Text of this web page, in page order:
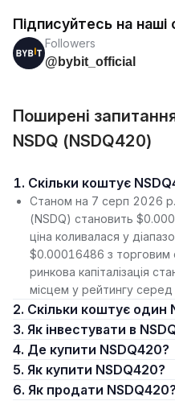
Підписуйтесь на
Followers
@bybit_official
Поширені
NSDQ (NSDQ420)
1. Скільки коштує
Станом на 7 серп 2026
(NSDQ) становить
ціна коливалася у
$0.00016486 з торговим
ринкова капіталізація
місцем у рейтингу
2. Скільки коштує один
3. Як інвестувати в
4. Де купити NSDQ420?
5. Як купити NSDQ420?
6. Як продати NSDQ420?